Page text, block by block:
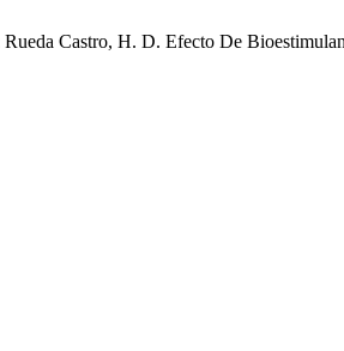
Castro, H. D. Efecto De